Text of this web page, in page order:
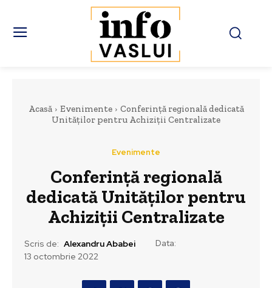
Acasă Evenimente
Conferință regională dedicată
Unităților pentru Achiziții Centralizate
Evenimente
Conferință regională
dedicată Unităților pentru
Achiziții Centralizate
Scris de: Alexandru Ababei
Data:
13 octombrie 2022